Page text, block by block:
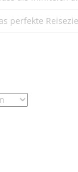
perfekte